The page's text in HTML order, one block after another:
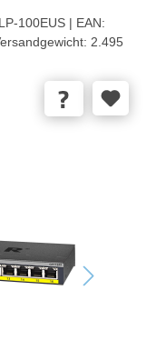
100EUS | EAN:
2.495